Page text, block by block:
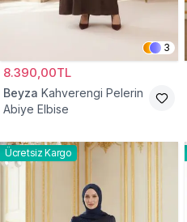
3
8.390,00TL
Beyza Kahverengi Pelerin
Abiye Elbise
Ücretsiz Kargo